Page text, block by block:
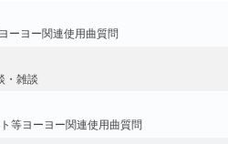
ーヨー関連使用曲質問
・雑談
等ヨーヨー関連使用曲質問